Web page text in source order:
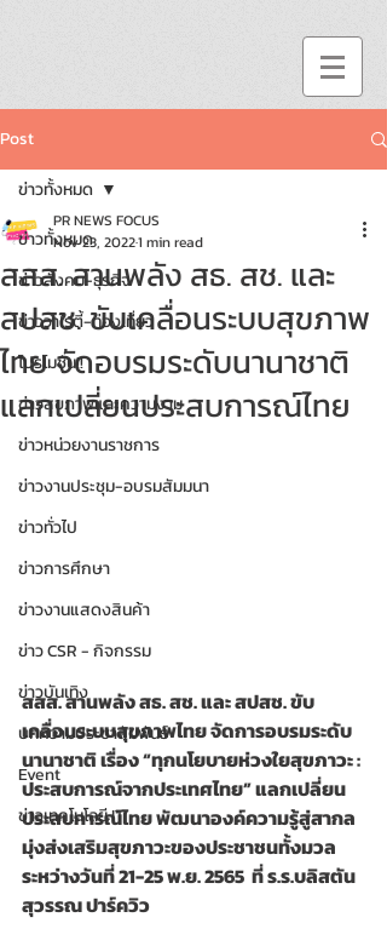
Post
ข่าวทั้งหมด
ข่าวสังคม-ธุรกิจ
ข่าววาไรตี้-ท่องเที่ยว
โปรโมชั่น!!
ข่าวสุขภาพและความงาม
ข่าวหน่วยงานราชการ
ข่าวงานประชุม-อบรมสัมมนา
ข่าวทั่วไป
ข่าวการศึกษา
ข่าวงานแสดงสินค้า
ข่าว CSR - กิจกรรม
ข่าวบันเทิง
บทความประชาสัมพันธ์
Event
ข่าวเทคโนโลยี IT
ข่าวทั้งหมด
สสส. สานพลัง สธ. สช. และ
สปสช. ขับเคลื่อนระบบสุขภาพ
ไทย จัดอบรมระดับนานาชาติ
แลกเปลี่ยนประสบการณ์ไทย
PR NEWS FOCUS
Nov 23, 20221 min read
สสส. สานพลัง สธ. สช. และ สปสช. ขับ
เคลื่อนระบบสุขภาพไทย จัดการอบรมระดับ
นานาชาติ เรื่อง “ทุกนโยบายห่วงใยสุขภาวะ :
ประสบการณ์จากประเทศไทย” แลกเปลี่ยน
ประสบการณ์ไทย พัฒนาองค์ความรู้สู่สากล
มุ่งส่งเสริมสุขภาวะของประชาชนทั้งมวล
ระหว่างวันที่ 21-25 พ.ย. 2565  ที่ ร.ร.บลิสตัน
สุวรรณ ปาร์ควิว